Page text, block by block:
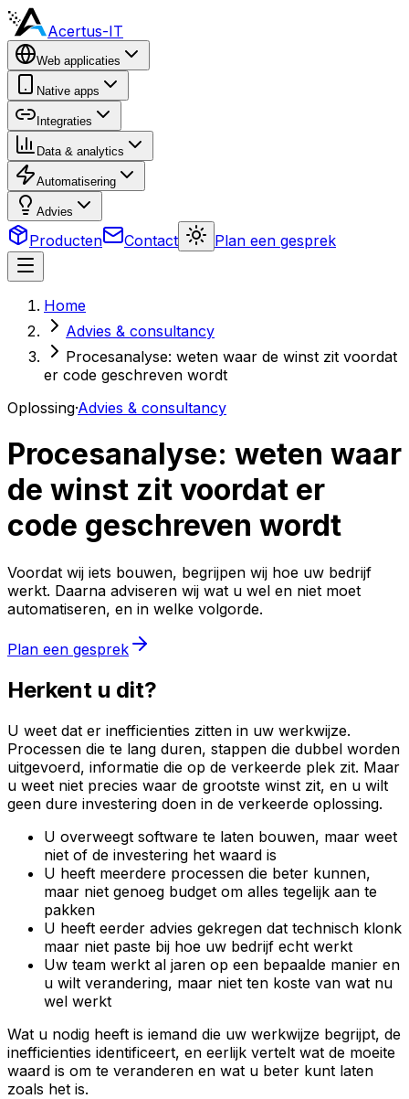
Acertus-IT
Web applicaties
Native apps
Integraties
Data & analytics
Automatisering
Advies
Producten Contact Plan een gesprek
Home
Advies & consultancy
Procesanalyse: weten waar de winst zit voordat
er code geschreven wordt
Oplossing·Advies & consultancy
Procesanalyse: weten waar
de winst zit voordat er
code geschreven wordt
Voordat wij iets bouwen, begrijpen wij hoe uw bedrijf
werkt. Daarna adviseren wij wat u wel en niet moet
automatiseren, en in welke volgorde.
Plan een gesprek
Herkent u dit?
U weet dat er inefficienties zitten in uw werkwijze.
Processen die te lang duren, stappen die dubbel worden
uitgevoerd, informatie die op de verkeerde plek zit. Maar
u weet niet precies waar de grootste winst zit, en u wilt
geen dure investering doen in de verkeerde oplossing.
U overweegt software te laten bouwen, maar weet
niet of de investering het waard is
U heeft meerdere processen die beter kunnen,
maar niet genoeg budget om alles tegelijk aan te
pakken
U heeft eerder advies gekregen dat technisch klonk
maar niet paste bij hoe uw bedrijf echt werkt
Uw team werkt al jaren op een bepaalde manier en
u wilt verandering, maar niet ten koste van wat nu
wel werkt
Wat u nodig heeft is iemand die uw werkwijze begrijpt, de
inefficienties identificeert, en eerlijk vertelt wat de moeite
waard is om te veranderen en wat u beter kunt laten
zoals het is.